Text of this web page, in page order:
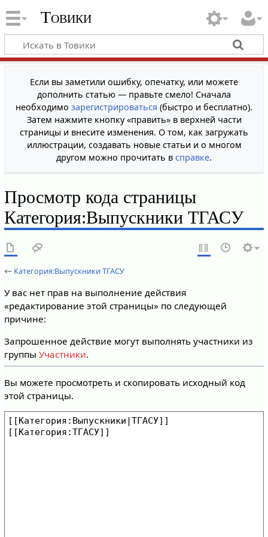
Товики
Если вы заметили ошибку, опечатку, или можете
дополнить статью — правьте смело! Сначала
необходимо зарегистрироваться (быстро и бесплатно).
Затем нажмите кнопку «править» в верхней части
страницы и внесите изменения. О том, как загружать
иллюстрации, создавать новые статьи и о многом
другом можно прочитать в справке.
Просмотр кода страницы
Категория:Выпускники ТГАСУ
← Категория:Выпускники ТГАСУ
У вас нет прав на выполнение действия
«редактирование этой страницы» по следующей
причине:
Запрошенное действие могут выполнять участники из
группы Участники.
Вы можете просмотреть и скопировать исходный код
этой страницы.